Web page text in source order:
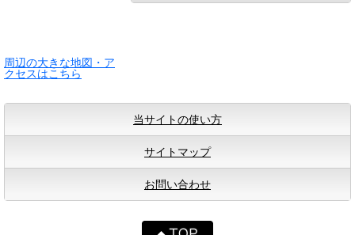
周辺の大きな地図・ア
クセスはこちら
当サイトの使い方
サイトマップ
お問い合わせ